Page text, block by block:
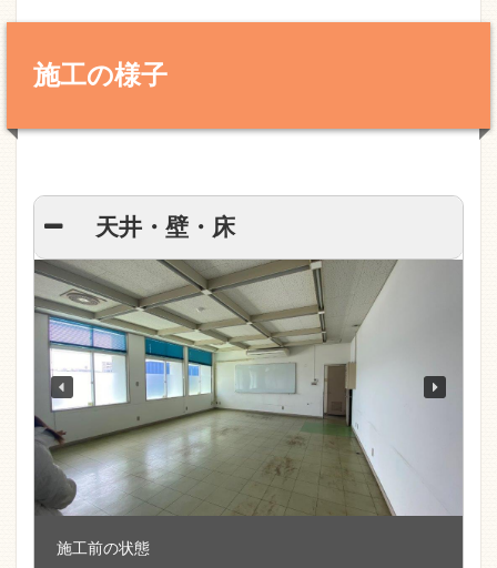
施工の様子
天井・壁・床
施工前の状態